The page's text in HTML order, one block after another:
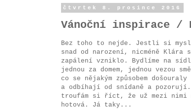
čtvrtek 8. prosince 2016
Vánoční inspirace /
Bez toho to nejde. Jestli si
snad od narození, nicméně
zapálení vzniklo. Bydlíme na
jednou za domem, jednou vezou
co se nějakým způsobem
a odbíhají od snídaně a pozorují.
troufám si říct, že už mezi nimi
hotová. Já taky...